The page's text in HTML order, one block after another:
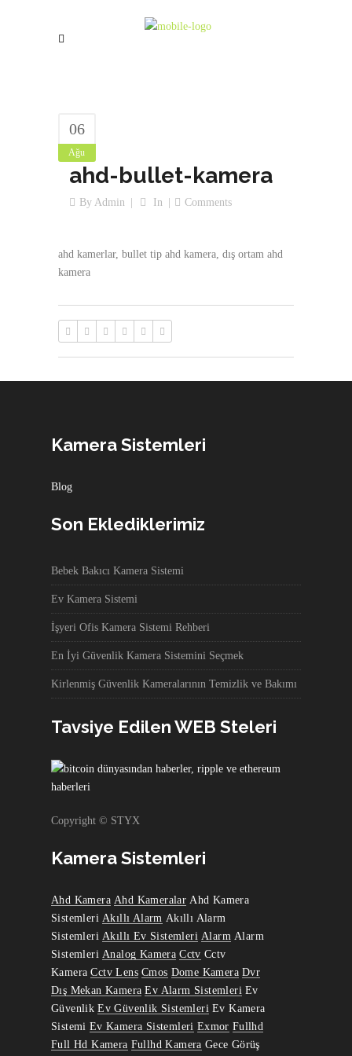
06
Ağu
ahd-bullet-kamera
By Admin In Comments
ahd kamerlar, bullet tip ahd kamera, dış ortam ahd
kamera
Kamera Sistemleri
Blog
Son Eklediklerimiz
Bebek Bakıcı Kamera Sistemi
Ev Kamera Sistemi
İşyeri Ofis Kamera Sistemi Rehberi
En İyi Güvenlik Kamera Sistemini Seçmek
Kirlenmiş Güvenlik Kameralarının Temizlik ve Bakımı
Tavsiye Edilen WEB Steleri
Copyright © STYX
Kamera Sistemleri
Ahd Kamera Ahd Kameralar Ahd Kamera
Sistemleri Akıllı Alarm Akıllı Alarm
Sistemleri Akıllı Ev Sistemleri Alarm Alarm
Sistemleri Analog Kamera Cctv Cctv
Kamera Cctv Lens Cmos Dome Kamera Dvr
Dış Mekan Kamera Ev Alarm Sistemleri Ev
Güvenlik Ev Güvenlik Sistemleri Ev Kamera
Sistemi Ev Kamera Sistemleri Exmor Fullhd
Full Hd Kamera Fullhd Kamera Gece Görüş